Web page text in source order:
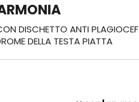
DISCHETTO ANTI
DELLA TESTA PIATTA